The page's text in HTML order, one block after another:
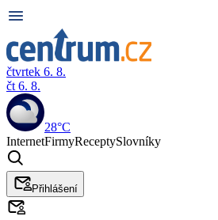
čtvrtek 6. 8.
čt 6. 8.
28°C
InternetFirmyReceptySlovníky
Přihlášení